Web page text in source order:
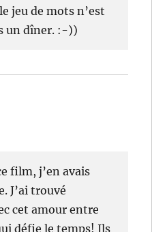
jeu de mots n’est
un dîner. :-))
film, j’en avais
J’ai trouvé
cet amour entre
défie le temps! Ils